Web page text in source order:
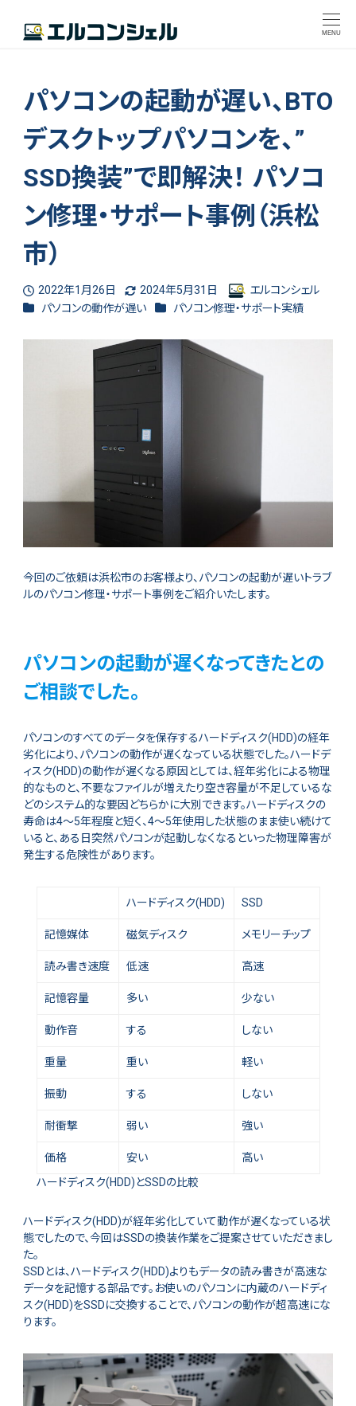
MENU
パソコンの起動が遅い、BTO
デスクトップパソコンを、”
SSD換装”で即解決！ パソコ
ン修理・サポート事例（浜松
市）
投稿日
2022年1月26日
更新日
2024年5月31日
著
者
エルコンシェル
カテゴリー
パソコンの動作が遅い カテゴリー
パソコン修理・サポート実績
今回のご依頼は浜松市のお客様より、パソコンの起動が遅いトラブ
ルのパソコン修理・サポート事例をご紹介いたします。
パソコンの起動が遅くなってきたとの
ご相談でした。
パソコンのすべてのデータを保存するハードディスク(HDD)の経年
劣化により、パソコンの動作が遅くなっている状態でした。ハードデ
ィスク(HDD)の動作が遅くなる原因としては、経年劣化による物理
的なものと、不要なファイルが増えたり空き容量が不足しているな
どのシステム的な要因どちらかに大別できます。ハードディスクの
寿命は4～5年程度と短く、4～5年使用した状態のまま使い続けて
いると、ある日突然パソコンが起動しなくなるといった物理障害が
発生する危険性があります。
ハードディスク(HDD) SSD
記憶媒体 磁気ディスク メモリーチップ
読み書き速度 低速 高速
記憶容量 多い 少ない
動作音 する しない
重量 重い 軽い
振動 する しない
耐衝撃 弱い 強い
価格 安い
高い
ハードディスク(HDD)とSSDの比較
ハードディスク(HDD)が経年劣化していて動作が遅くなっている状
態でしたので、今回はSSDの換装作業をご提案させていただきまし
た。
SSDとは、ハードディスク(HDD)よりもデータの読み書きが高速な
データを記憶する部品です。お使いのパソコンに内蔵のハードディ
スク(HDD)をSSDに交換することで、パソコンの動作が超高速にな
ります。